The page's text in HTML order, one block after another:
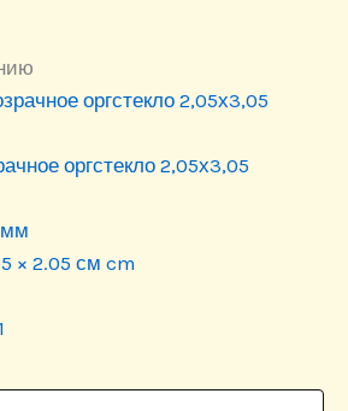
оргстекло 2,05х3,05
мм
× 2.05 см cm